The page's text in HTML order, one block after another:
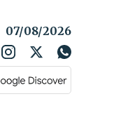
07/08/2026